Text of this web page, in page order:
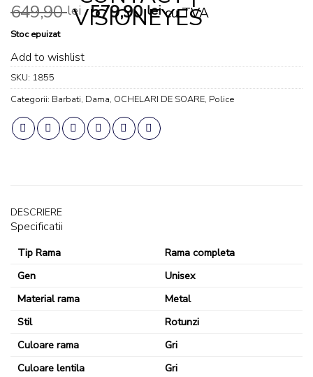
649,90lei 579,90lei cu TVA
Stoc epuizat
Add to wishlist
SKU: 1855
Categorii: Barbati, Dama, OCHELARI DE SOARE, Police
DESCRIERE
Specificatii
Tip Rama
Rama completa
Gen
Unisex
Material rama
Metal
Stil
Rotunzi
Culoare rama
Gri
Culoare lentila
Gri